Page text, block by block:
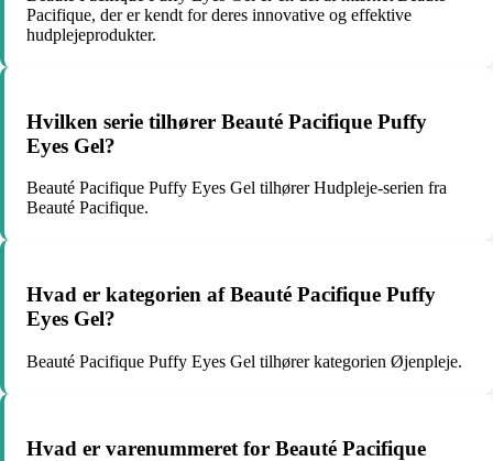
Pacifique, der er kendt for deres innovative og effektive
hudplejeprodukter.
Hvilken serie tilhører Beauté Pacifique Puffy
Eyes Gel?
Beauté Pacifique Puffy Eyes Gel tilhører Hudpleje-serien fra
Beauté Pacifique.
Hvad er kategorien af Beauté Pacifique Puffy
Eyes Gel?
Beauté Pacifique Puffy Eyes Gel tilhører kategorien Øjenpleje.
Hvad er varenummeret for Beauté Pacifique